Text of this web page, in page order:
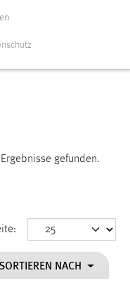
gefunden.
SORTIEREN NACH
Funktion der
Einverständnis-